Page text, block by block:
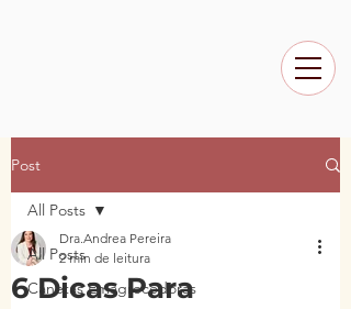
Post
All Posts
Canetas Emagrecedoras
All Posts
6 Dicas Para
Dra.Andrea Pereira
2 min de leitura